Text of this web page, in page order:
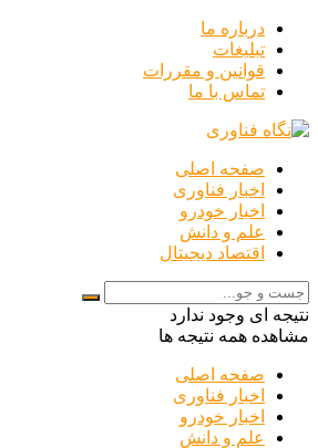
درباره ما
تبلیغات
قوانین و مقررات
تماس با ما
صفحه اصلی
اخبار فناوری
اخبار خودرو
علم و دانش
اقتصاد دیجیتال
نتیجه ای وجود ندارد
مشاهده همه نتیجه ها
صفحه اصلی
اخبار فناوری
اخبار خودرو
علم و دانش